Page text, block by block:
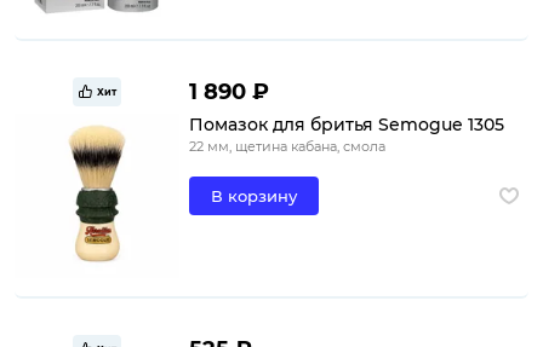
Хит 1 890 ₽
Помазок для бритья Semogue 1305
22 мм, щетина кабана, смола
В корзину